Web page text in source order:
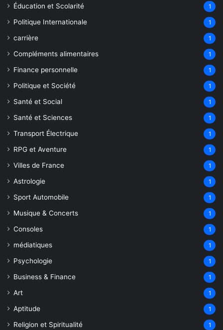
Éducation et Scolarité 1
Politique Internationale 1
carrière 1
Compléments alimentaires 1
Finance personnelle 1
Politique et Société 1
Santé et Social 1
Santé et Sciences 1
Transport Électrique 1
RPG et Aventure 1
Villes de France 1
Astrologie 1
Sport Automobile 1
Musique & Concerts 1
Consoles 1
médiatiques 1
Psychologie 1
Business & Finance 1
Art 1
Aptitude 1
Religion et Spiritualité 1